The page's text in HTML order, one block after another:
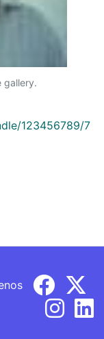
gallery.
123456789/7